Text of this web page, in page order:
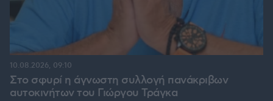
Στο σφυρί η άγνωστη συλλογή πανάκριβων
αυτοκινήτων του Γιώργου Τράγκα
10.08.2026, 09:10